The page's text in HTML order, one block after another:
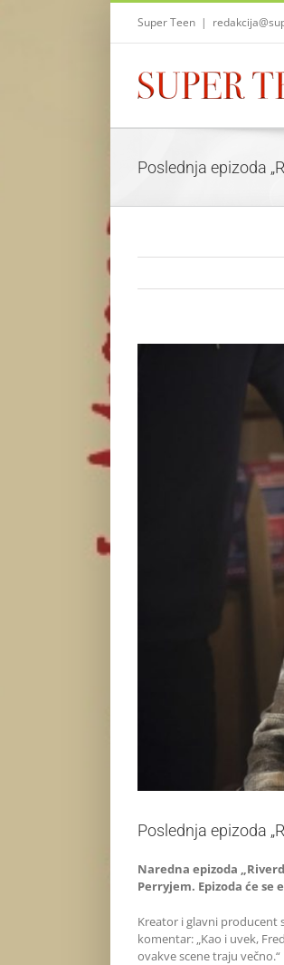
Super Teen |
Poslednja epizoda
Poslednja epizoda
Naredna epizoda
Perryjem. Epizoda će
Kreator i glavni producent
komentar: „Kao i uvek,
ovakve scene traju večno.“